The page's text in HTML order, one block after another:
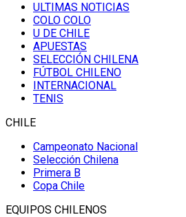
ULTIMAS NOTICIAS
COLO COLO
U DE CHILE
APUESTAS
SELECCIÓN CHILENA
FÚTBOL CHILENO
INTERNACIONAL
TENIS
CHILE
Campeonato Nacional
Selección Chilena
Primera B
Copa Chile
EQUIPOS CHILENOS